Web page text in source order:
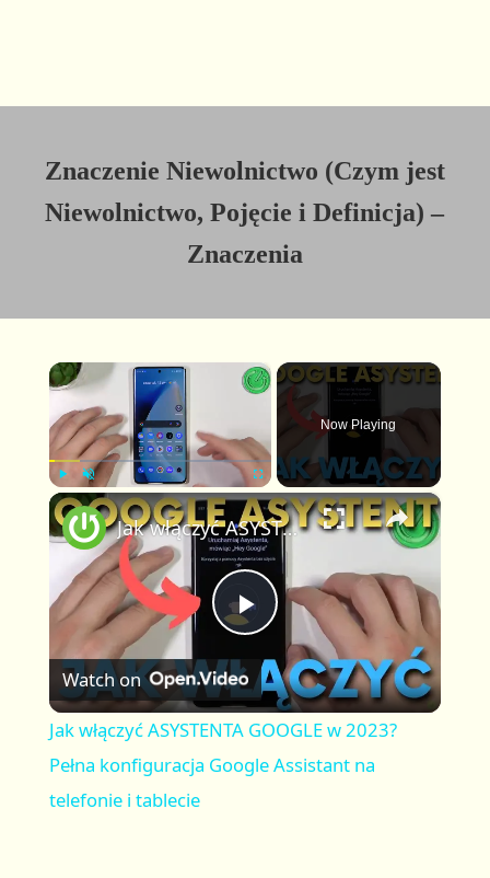
Znaczenie Niewolnictwo (Czym jest
Niewolnictwo, Pojęcie i Definicja) –
Znaczenia
×
P
l n
m
u
l
l
c
e
e
n
Now Playing
×
P
l
a
Jak włączyć ASYSTENTA GOOGLE w 2023? Pełna konfiguracja Google Assistant na telefonie i tablecie
Watch on
Jak włączyć ASYSTENTA GOOGLE w 2023?
Pełna konfiguracja Google Assistant na
telefonie i tablecie